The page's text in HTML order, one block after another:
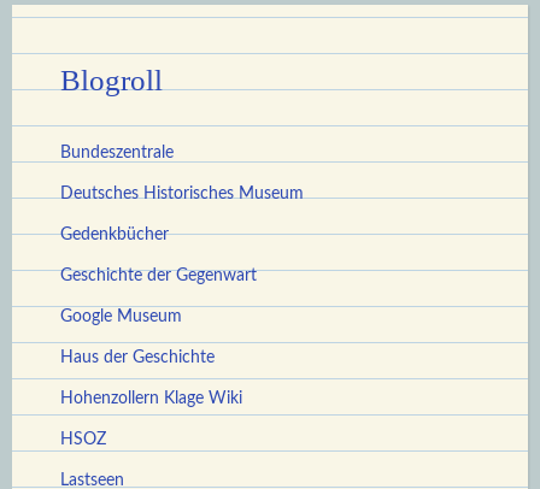
Blogroll
Bundeszentrale
Deutsches Historisches Museum
Gedenkbücher
Geschichte der Gegenwart
Google Museum
Haus der Geschichte
Hohenzollern Klage Wiki
HSOZ
Lastseen